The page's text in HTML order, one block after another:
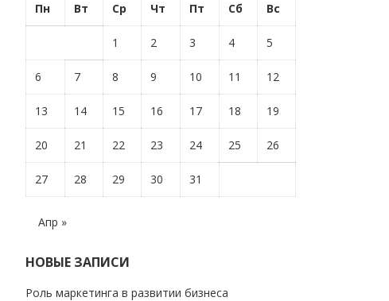
Пн Вт Ср Чт Пт Сб Вс
1 2 3 4 5
6 7 8 9 10 11 12
13 14 15 16 17 18 19
20 21 22 23 24 25 26
27 28 29 30 31
Апр »
НОВЫЕ ЗАПИСИ
Роль маркетинга в развитии бизнеса